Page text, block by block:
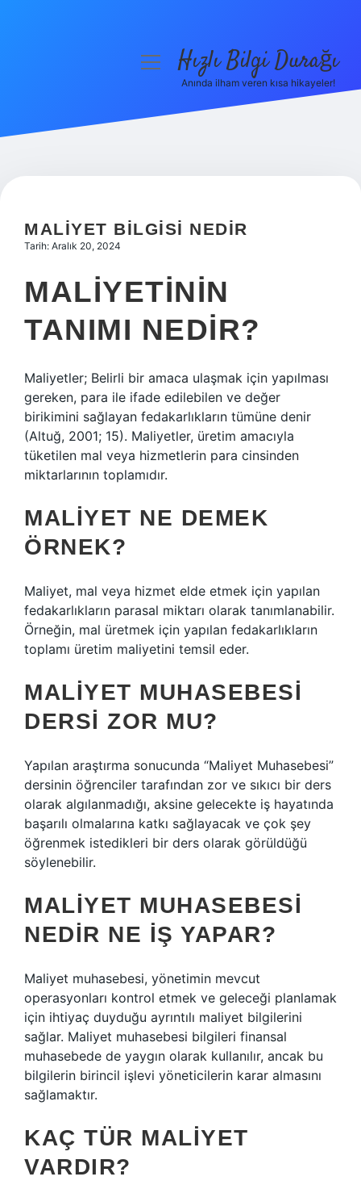
Hakkımızda
menüyüHızlı Bilgi Durağı
Anında ilham veren kısa hikayeler!
MALIYET BILGISI NEDIR
Tarih: Aralık 20, 2024
MALIYETININ
TANIMI NEDIR?
Maliyetler; Belirli bir amaca ulaşmak için yapılması
gereken, para ile ifade edilebilen ve değer
birikimini sağlayan fedakarlıkların tümüne denir
(Altuğ, 2001; 15). Maliyetler, üretim amacıyla
tüketilen mal veya hizmetlerin para cinsinden
miktarlarının toplamıdır.
MALIYET NE DEMEK
ÖRNEK?
Maliyet, mal veya hizmet elde etmek için yapılan
fedakarlıkların parasal miktarı olarak tanımlanabilir.
Örneğin, mal üretmek için yapılan fedakarlıkların
toplamı üretim maliyetini temsil eder.
MALIYET MUHASEBESI
DERSI ZOR MU?
Yapılan araştırma sonucunda “Maliyet Muhasebesi”
dersinin öğrenciler tarafından zor ve sıkıcı bir ders
olarak algılanmadığı, aksine gelecekte iş hayatında
başarılı olmalarına katkı sağlayacak ve çok şey
öğrenmek istedikleri bir ders olarak görüldüğü
söylenebilir.
MALIYET MUHASEBESI
NEDIR NE IŞ YAPAR?
Maliyet muhasebesi, yönetimin mevcut
operasyonları kontrol etmek ve geleceği planlamak
için ihtiyaç duyduğu ayrıntılı maliyet bilgilerini
sağlar. Maliyet muhasebesi bilgileri finansal
muhasebede de yaygın olarak kullanılır, ancak bu
bilgilerin birincil işlevi yöneticilerin karar almasını
sağlamaktır.
KAÇ TÜR MALIYET
VARDIR?